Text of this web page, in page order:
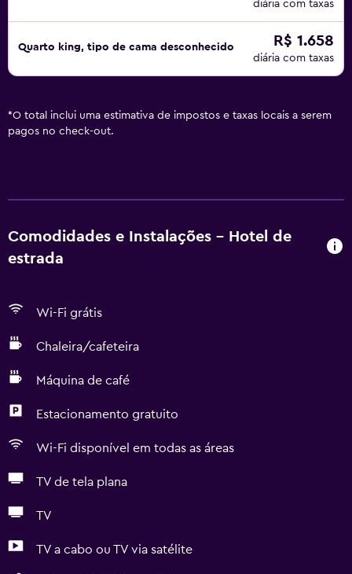
diária com taxas
Quarto king, tipo de cama desconhecido R$ 1.658
diária com taxas
*O total inclui uma estimativa de impostos e taxas locais a serem
pagos no check-out.
Comodidades e Instalações - Hotel de
estrada
Wi-Fi grátis
Chaleira/cafeteira
Máquina de café
Estacionamento gratuito
Wi-Fi disponível em todas as áreas
TV de tela plana
TV
TV a cabo ou TV via satélite